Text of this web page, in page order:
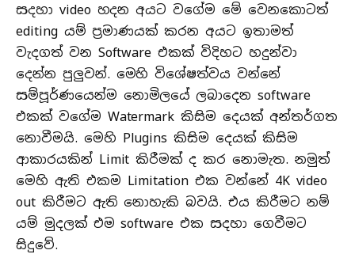
සදහා video හදන අයට වගේම මේ වෙනකොටත්
editing යම් ප්‍රමාණයක් කරන අයට ඉතාමත්
වැදගත් වන Software එකක් විදිහට හදුන්වා
දෙන්න පුලුවන්. මෙහි විශේෂත්වය වන්නේ
සම්පූර්ණයෙන්ම නොමිලයේ ලබාදෙන software
එකක් වගේම Watermark කිසිම දෙයක් අන්තර්ගත
නොවීමයි. මෙහි Plugins කිසිම දෙයක් කිසිම
ආකාරයකින් Limit කිරීමක් ද කර නොමැත. නමුත්
මෙහි ඇති එකම Limitation එක වන්නේ 4K video
out කිරීමට ඇති නොහැකි බවයි. එය කිරීමට නම්
යම් මුදලක් එම software එක සදහා ගෙවීමට
සිදුවේ.